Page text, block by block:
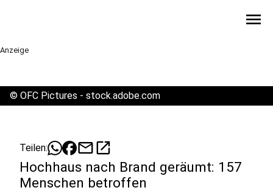
menu
Anzeige
© OFC Pictures - stock.adobe.com
Teilen: mailopen_in_new
Hochhaus nach Brand geräumt: 157
Menschen betroffen